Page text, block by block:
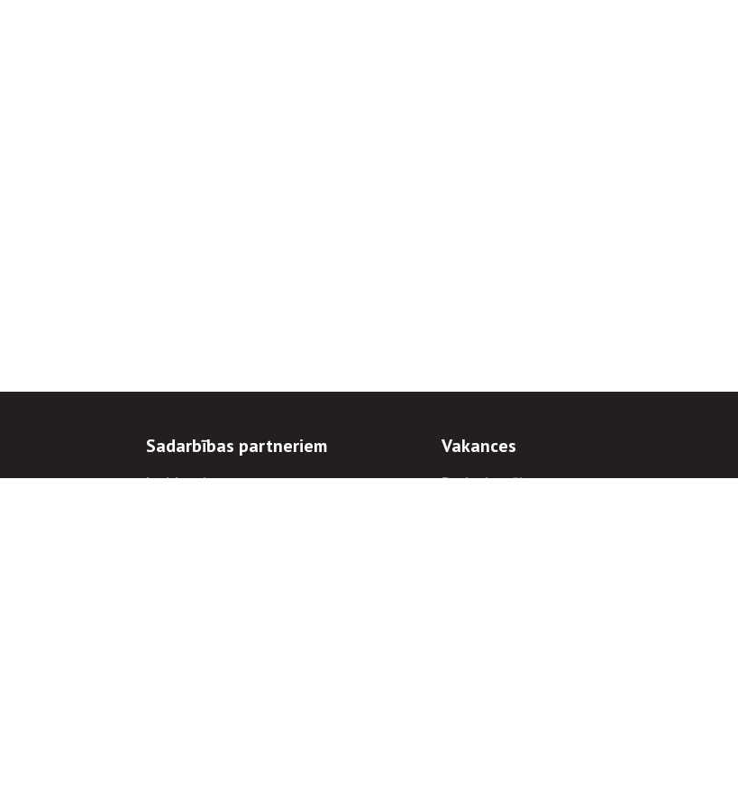
Sadarbības partneriem
Iepirkumi
Vakances
Darba iespējas